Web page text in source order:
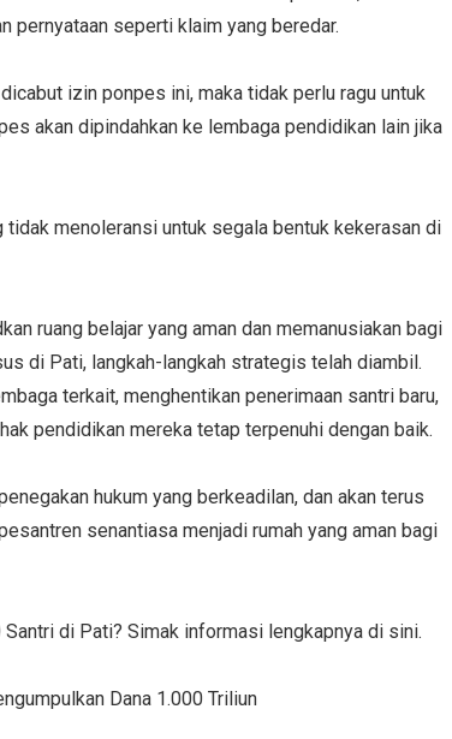
pernyataan seperti klaim yang beredar.
izin ponpes ini, maka tidak perlu ragu untuk
akan dipindahkan ke lembaga pendidikan lain jika
menoleransi untuk segala bentuk kekerasan di
ruang belajar yang aman dan memanusiakan bagi
di Pati, langkah-langkah strategis telah diambil.
terkait, menghentikan penerimaan santri baru,
pendidikan mereka tetap terpenuhi dengan baik.
hukum yang berkeadilan, dan akan terus
senantiasa menjadi rumah yang aman bagi
di Pati? Simak informasi lengkapnya di sini.
Dana 1.000 Triliun